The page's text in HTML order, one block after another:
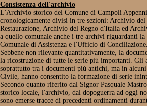
Consistenza dell'archivio
L'Archivio storico del Comune di Campoli
cronologicamente divisi in tre sezioni: Archivio del
Restaurazione, Archivio del Regno d'Italia ed
a quello comunale anche i tre archivi riguardanti
Comunale di Assistenza e l'Ufficio di
Sebbene non rilevante quantitativamente, la
la ricostruzione di tutte le serie più importanti. Gli
soprattutto tra i documenti più antichi, ma in
Civile, hanno consentito la formazione di serie
Secondo quanto riferito dal Signor Pasquale
storico locale, l'archivio, dal dopoguerra ad oggi
sono emerse tracce di precedenti ordinamenti